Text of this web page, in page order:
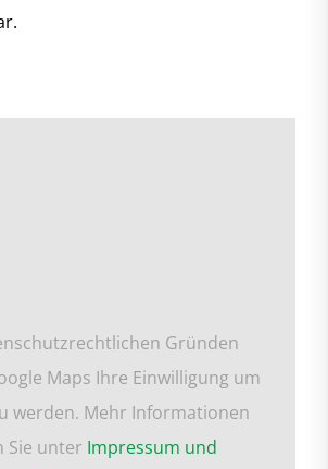
Gründen
Maps Ihre Einwilligung um
werden. Mehr Informationen
Sie unter Impressum und